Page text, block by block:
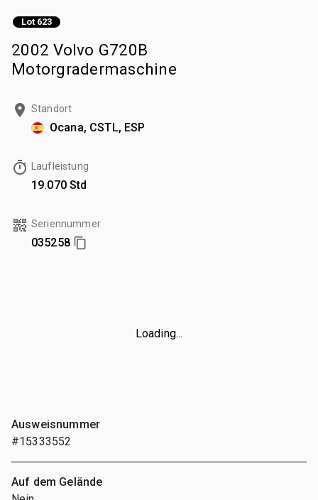
Lot 623
2002 Volvo G720B
Motorgradermaschine
Standort
Ocana, CSTL, ESP
Laufleistung
19.070 Std
Seriennummer
035258
Loading...
Ausweisnummer
#15333552
Auf dem Gelände